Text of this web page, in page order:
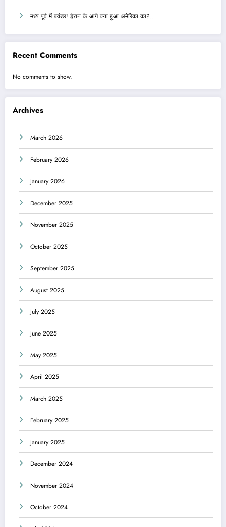
मध्य पूर्व में बवंडर! ईरान के आगे क्या हुआ अमेरिका का?..
Recent Comments
No comments to show.
Archives
March 2026
February 2026
January 2026
December 2025
November 2025
October 2025
September 2025
August 2025
July 2025
June 2025
May 2025
April 2025
March 2025
February 2025
January 2025
December 2024
November 2024
October 2024